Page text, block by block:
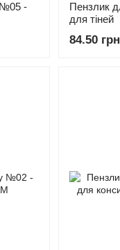
№05 -
Пензлик
для тіней
84.50 грн